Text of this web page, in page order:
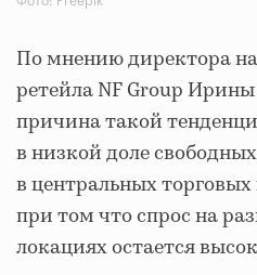
По мнению директора
ретейла NF Group
причина такой
в низкой доле
в центральных
при том что спрос на
локациях остается